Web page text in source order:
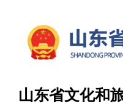
山东省文化和